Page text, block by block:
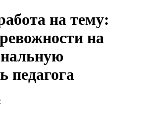
на тему:
на
педагога